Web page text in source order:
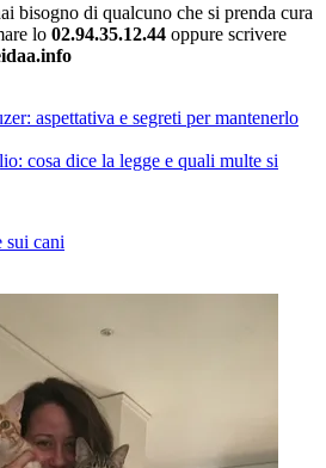
bisogno di qualcuno che si prenda cura
lo 02.94.35.12.44 oppure scrivere
aspettativa e segreti per mantenerlo
cosa dice la legge e quali multe si
sui cani